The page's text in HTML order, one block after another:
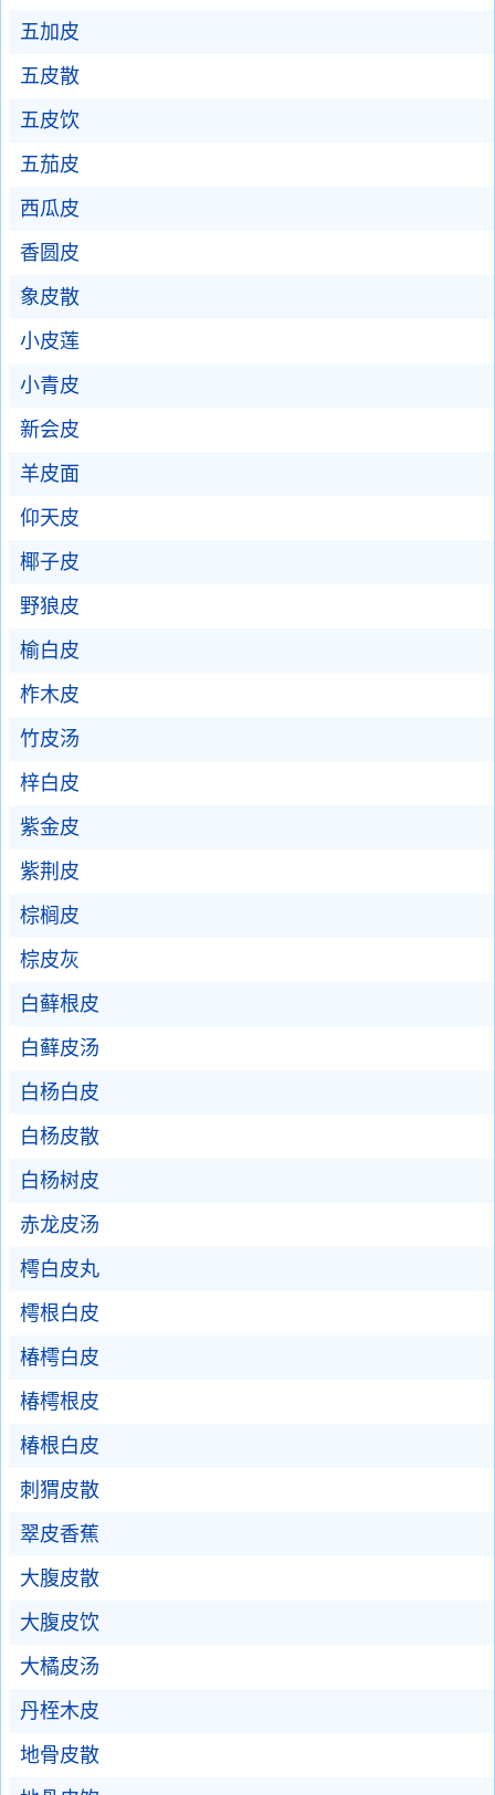
五加皮
五皮散
五皮饮
五茄皮
西瓜皮
香圆皮
象皮散
小皮莲
小青皮
新会皮
羊皮面
仰天皮
椰子皮
野狼皮
榆白皮
柞木皮
竹皮汤
梓白皮
紫金皮
紫荆皮
棕榈皮
棕皮灰
白藓根皮
白藓皮汤
白杨白皮
白杨皮散
白杨树皮
赤龙皮汤
樗白皮丸
樗根白皮
椿樗白皮
椿樗根皮
椿根白皮
刺猬皮散
翠皮香蕉
大腹皮散
大腹皮饮
大橘皮汤
丹桎木皮
地骨皮散